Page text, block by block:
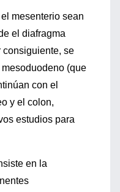
mesenterio sean
el diafragma
consiguiente, se
(que
con el
y el colon,
estudios para
en la